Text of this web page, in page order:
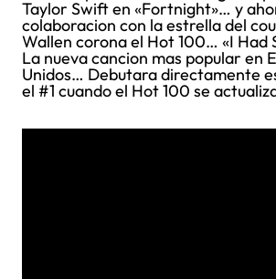
Taylor Swift en «Fortnight»… y
colaboracion con la estrella del
Wallen corona el Hot 100… «I Had
La nueva cancion mas popular en
Unidos… Debutara directamente
el #1 cuando el Hot 100 se